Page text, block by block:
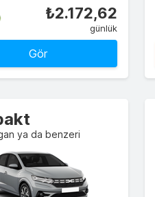
₺2.172,62
günlük
Gör
ya da benzeri